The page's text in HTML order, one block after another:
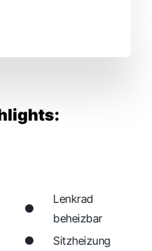
Lenkrad
beheizbar
Sitzheizung